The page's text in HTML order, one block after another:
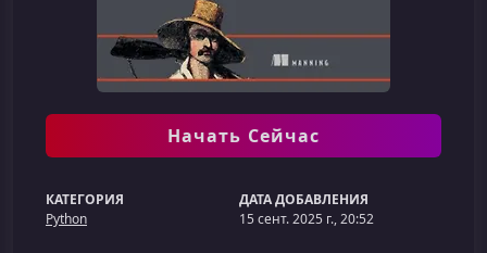
Начать Сейчас
КАТЕГОРИЯ
Python
ДАТА ДОБАВЛЕНИЯ
15 сент. 2025 г., 20:52